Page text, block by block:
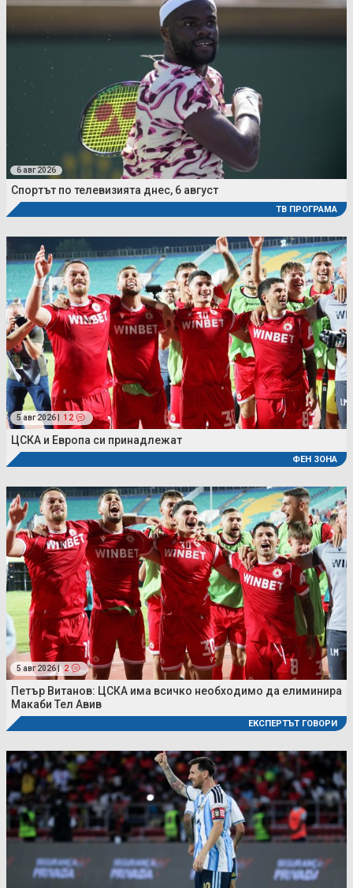
6 авг 2026
Спортът по телевизията днес, 6 август
ТВ ПРОГРАМА
5 авг 2026 | 12
ЦСКА и Европа си принадлежат
ФЕН ЗОНА
5 авг 2026 | 2
Петър Витанов: ЦСКА има всичко необходимо да елиминира
Макаби Тел Авив
ЕКСПЕРТЪТ ГОВОРИ